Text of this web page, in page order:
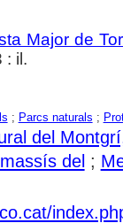
Major de
: il.
; Parcs naturals ;
del
del ;